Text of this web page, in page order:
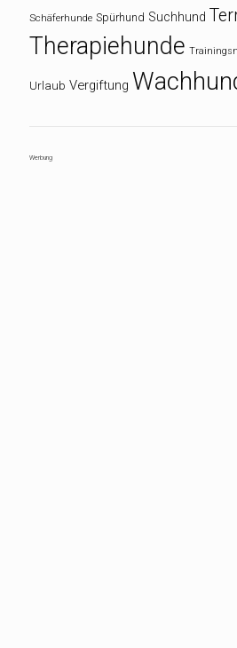
Schäferhunde Spürhund Suchhund
Therapiehunde
Urlaub Vergiftung
Werbung